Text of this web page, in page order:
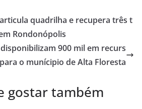
quadrilha e recupera três t
Rondonópolis
900 mil em recurs
o munícipio de Alta Floresta
gostar também